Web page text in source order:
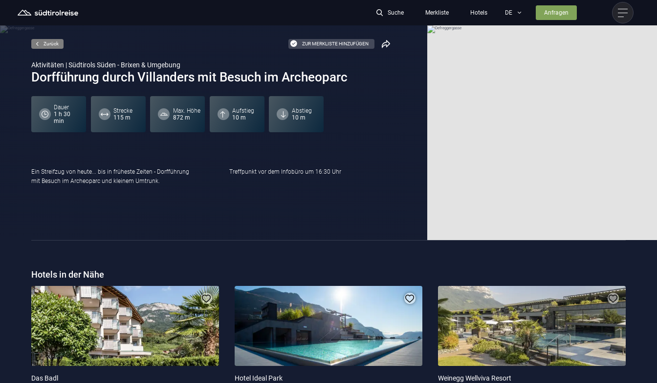
Suche Merkliste Hotels Anfragen
ZUR MERKLISTE HINZUFÜGEN
Zurück
Aktivitäten | Südtirols Süden - Brixen & Umgebung
Dorfführung durch Villanders mit Besuch im Archeoparc
Dauer
1 h 30
min
Strecke
115 m
Max. Höhe
872 m
Aufstieg
10 m
Abstieg
10 m
Ein Streifzug von heute... bis in früheste Zeiten - Dorfführung
mit Besuch im Archeoparc und kleinem Umtrunk.
Treffpunkt vor dem Infobüro um 16:30 Uhr
Hotels in der Nähe
Das Badl Hotel Ideal Park Weinegg Wellviva Resort